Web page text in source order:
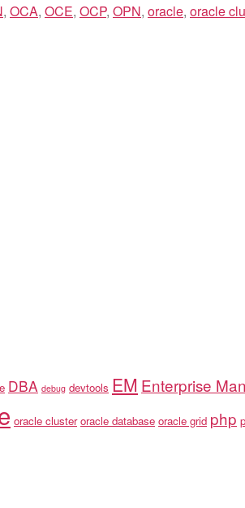
, OCA, OCE, OCP, OPN, oracle, oracle
DBA debug devtools EM Enterprise
oracle cluster oracle database oracle grid php